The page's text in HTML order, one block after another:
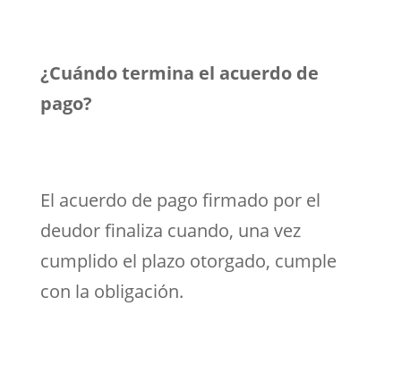
¿Cuándo termina el acuerdo de
pago?
El acuerdo de pago firmado por el
deudor finaliza cuando, una vez
cumplido el plazo otorgado, cumple
con la obligación.